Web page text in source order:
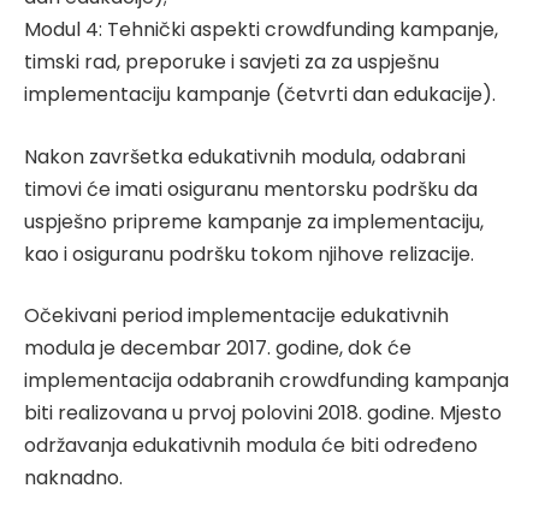
Modul 4: Tehnički aspekti crowdfunding kampanje,
timski rad, preporuke i savjeti za za uspješnu
implementaciju kampanje (četvrti dan edukacije).
Nakon završetka edukativnih modula, odabrani
timovi će imati osiguranu mentorsku podršku da
uspješno pripreme kampanje za implementaciju,
kao i osiguranu podršku tokom njihove relizacije.
Očekivani period implementacije edukativnih
modula je decembar 2017. godine, dok će
implementacija odabranih crowdfunding kampanja
biti realizovana u prvoj polovini 2018. godine. Mjesto
održavanja edukativnih modula će biti određeno
naknadno.